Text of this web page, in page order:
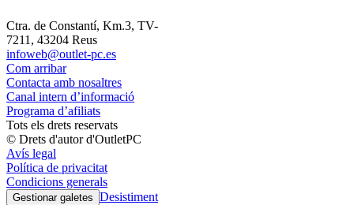
Ctra. de Constantí, Km.3, TV-
7211, 43204 Reus
infoweb@outlet-pc.es
Com arribar
Contacta amb nosaltres
Canal intern d’informació
Programa d’afiliats
Tots els drets reservats
© Drets d'autor d'OutletPC
Avís legal
Política de privacitat
Condicions generals
Gestionar galetes Desistiment